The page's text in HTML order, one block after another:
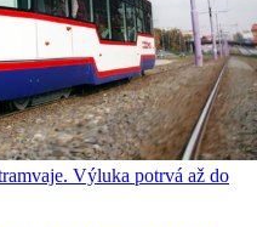
Výluka potrvá až do